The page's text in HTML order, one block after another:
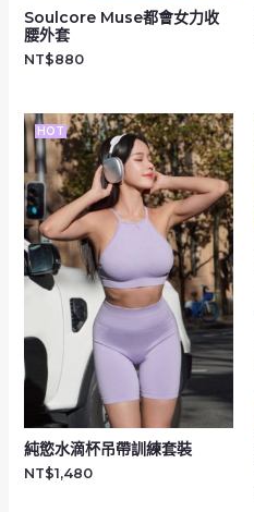
Soulcore Muse都會女力收
腰外套
NT$880
HOT
純慾水滴杯吊帶訓練套裝
NT$1,480